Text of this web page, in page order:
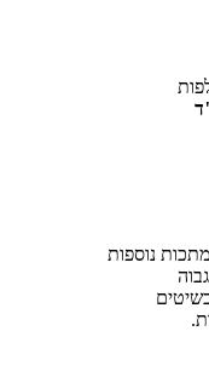
נוספות